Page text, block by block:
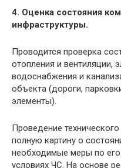
4. Оценка состояния
инфраструктуры.
Проводится проверка
отопления и вентиляции,
водоснабжения и
объекта (дороги,
элементы).
Проведение
полную картину о
необходимые меры по его
условиях ЧС. На основе